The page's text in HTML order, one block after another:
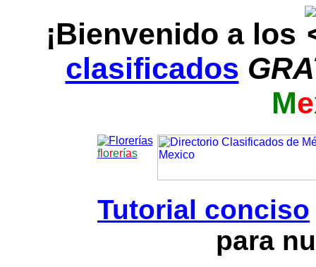
¡Bienvenido a los
clasificados
Me
florerías
Tutorial conciso
para